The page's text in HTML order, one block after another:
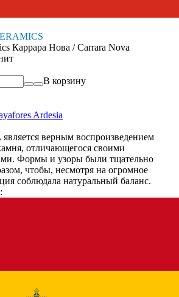
Каррара Нова / Carrara Nova
В корзину
Ardesia
верным воспроизведением
отличающегося своими
Формы и узоры были тщательно
чтобы, несмотря на огромное
соблюдала натуральный баланс.